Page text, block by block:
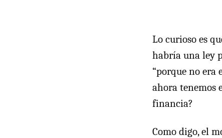
Lo curioso es
habría una ley
“porque no era
ahora tenemos
financia?
Como digo, el